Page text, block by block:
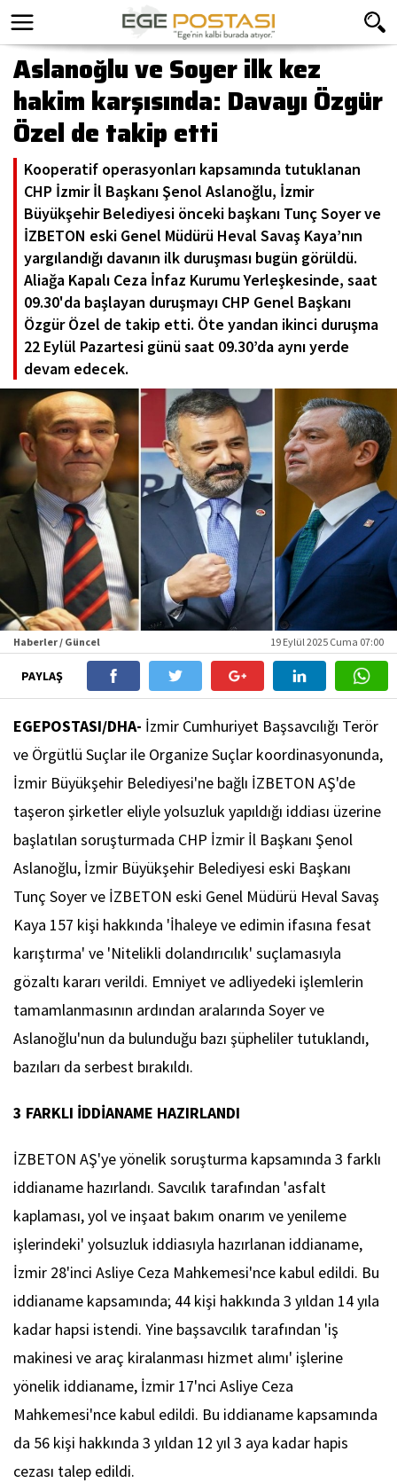
Aslanoğlu ve Soyer ilk kez
hakim karşısında: Davayı Özgür
Özel de takip etti
Kooperatif operasyonları kapsamında tutuklanan
CHP İzmir İl Başkanı Şenol Aslanoğlu, İzmir
Büyükşehir Belediyesi önceki başkanı Tunç Soyer ve
İZBETON eski Genel Müdürü Heval Savaş Kaya’nın
yargılandığı davanın ilk duruşması bugün görüldü.
Aliağa Kapalı Ceza İnfaz Kurumu Yerleşkesinde, saat
09.30'da başlayan duruşmayı CHP Genel Başkanı
Özgür Özel de takip etti. Öte yandan ikinci duruşma
22 Eylül Pazartesi günü saat 09.30’da aynı yerde
devam edecek.
Haberler / Güncel 19 Eylül 2025 Cuma 07:00
PAYLAŞ
EGEPOSTASI/DHA- İzmir Cumhuriyet Başsavcılığı Terör
ve Örgütlü Suçlar ile Organize Suçlar koordinasyonunda,
İzmir Büyükşehir Belediyesi'ne bağlı İZBETON AŞ'de
taşeron şirketler eliyle yolsuzluk yapıldığı iddiası üzerine
başlatılan soruşturmada CHP İzmir İl Başkanı Şenol
Aslanoğlu, İzmir Büyükşehir Belediyesi eski Başkanı
Tunç Soyer ve İZBETON eski Genel Müdürü Heval Savaş
Kaya 157 kişi hakkında 'İhaleye ve edimin ifasına fesat
karıştırma' ve 'Nitelikli dolandırıcılık' suçlamasıyla
gözaltı kararı verildi. Emniyet ve adliyedeki işlemlerin
tamamlanmasının ardından aralarında Soyer ve
Aslanoğlu'nun da bulunduğu bazı şüpheliler tutuklandı,
bazıları da serbest bırakıldı.
3 FARKLI İDDİANAME HAZIRLANDI
İZBETON AŞ'ye yönelik soruşturma kapsamında 3 farklı
iddianame hazırlandı. Savcılık tarafından 'asfalt
kaplaması, yol ve inşaat bakım onarım ve yenileme
işlerindeki' yolsuzluk iddiasıyla hazırlanan iddianame,
İzmir 28'inci Asliye Ceza Mahkemesi'nce kabul edildi. Bu
iddianame kapsamında; 44 kişi hakkında 3 yıldan 14 yıla
kadar hapsi istendi. Yine başsavcılık tarafından 'iş
makinesi ve araç kiralanması hizmet alımı' işlerine
yönelik iddianame, İzmir 17'nci Asliye Ceza
Mahkemesi'nce kabul edildi. Bu iddianame kapsamında
da 56 kişi hakkında 3 yıldan 12 yıl 3 aya kadar hapis
cezası talep edildi.